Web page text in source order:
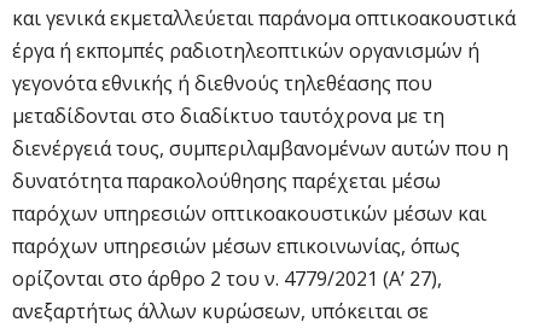
και γενικά εκμεταλλεύεται παράνομα οπτικοακουστικά
έργα ή εκπομπές ραδιοτηλεοπτικών οργανισμών ή
γεγονότα εθνικής ή διεθνούς τηλεθέασης που
μεταδίδονται στο διαδίκτυο ταυτόχρονα με τη
διενέργειά τους, συμπεριλαμβανομένων αυτών που η
δυνατότητα παρακολούθησης παρέχεται μέσω
παρόχων υπηρεσιών οπτικοακουστικών μέσων και
παρόχων υπηρεσιών μέσων επικοινωνίας, όπως
ορίζονται στο άρθρο 2 του ν. 4779/2021 (Α’ 27),
ανεξαρτήτως άλλων κυρώσεων, υπόκειται σε